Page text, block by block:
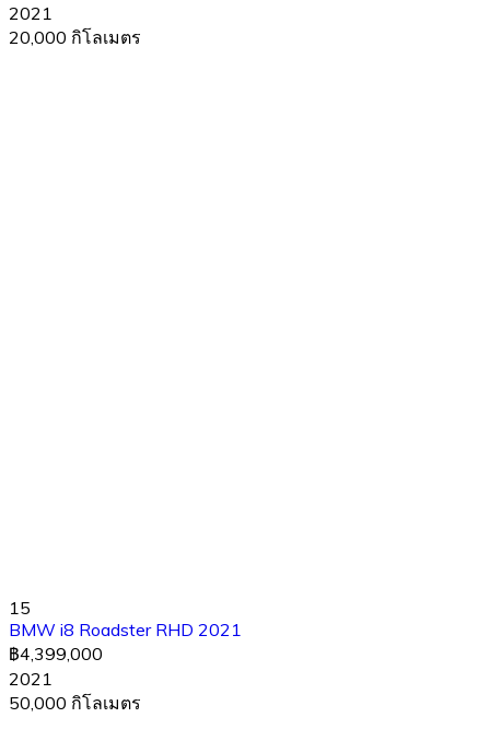
2021
20,000 กิโลเมตร
15
BMW i8 Roadster RHD 2021
฿4,399,000
2021
50,000 กิโลเมตร